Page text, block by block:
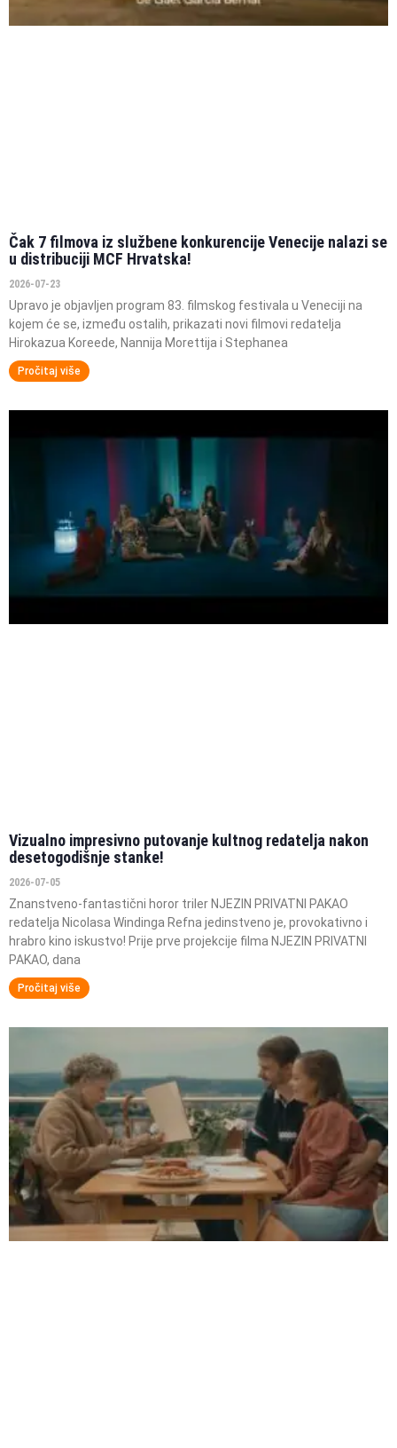
Čak 7 filmova iz službene konkurencije Venecije nalazi se
u distribuciji MCF Hrvatska!
2026-07-23
Upravo je objavljen program 83. filmskog festivala u Veneciji na
kojem će se, između ostalih, prikazati novi filmovi redatelja
Hirokazua Koreede, Nannija Morettija i Stephanea
Pročitaj više
Vizualno impresivno putovanje kultnog redatelja nakon
desetogodišnje stanke!
2026-07-05
Znanstveno-fantastični horor triler NJEZIN PRIVATNI PAKAO
redatelja Nicolasa Windinga Refna jedinstveno je, provokativno i
hrabro kino iskustvo! Prije prve projekcije filma NJEZIN PRIVATNI
PAKAO, dana
Pročitaj više